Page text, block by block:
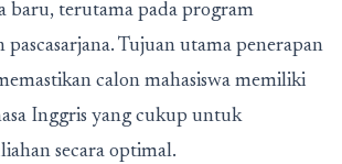
baru, terutama pada program
pascasarjana. Tujuan utama penerapan
calon mahasiswa memiliki
Inggris yang cukup untuk
secara optimal.